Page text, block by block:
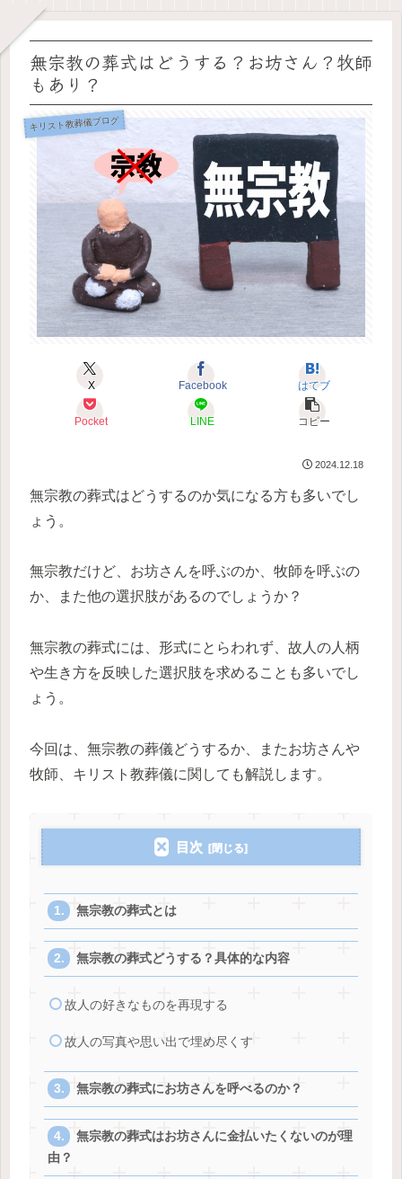
無宗教の葬式はどうする？お坊さん？牧師
もあり？
キリスト教葬儀ブログ
X Facebook はてブ
Pocket LINE コピー
2024.12.18
無宗教の葬式はどうするのか気になる方も多いでし
ょう。
無宗教だけど、お坊さんを呼ぶのか、牧師を呼ぶの
か、また他の選択肢があるのでしょうか？
無宗教の葬式には、形式にとらわれず、故人の人柄
や生き方を反映した選択肢を求めることも多いでし
ょう。
今回は、無宗教の葬儀どうするか、またお坊さんや
牧師、キリスト教葬儀に関しても解説します。
目次
無宗教の葬式とは
無宗教の葬式どうする？具体的な内容
故人の好きなものを再現する
故人の写真や思い出で埋め尽くす
無宗教の葬式にお坊さんを呼べるのか？
無宗教の葬式はお坊さんに金払いたくないのが理
由？